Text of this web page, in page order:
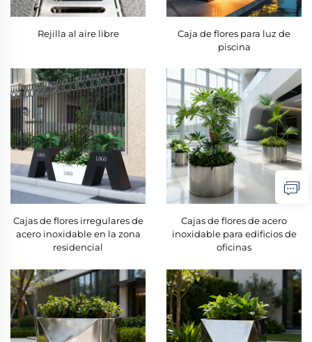
Rejilla al aire libre
Caja de flores para luz de
piscina
Cajas de flores irregulares de
acero inoxidable en la zona
residencial
Cajas de flores de acero
inoxidable para edificios de
oficinas